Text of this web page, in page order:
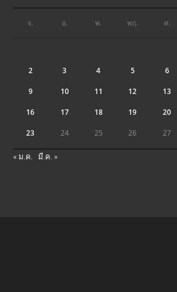
จ. อ. พ. พฤ. ศ.
2 3 4 5 6
9 10 11 12 13
16 17 18 19 20
23 24 25 26 27
« ม.ค. มี.ค. »